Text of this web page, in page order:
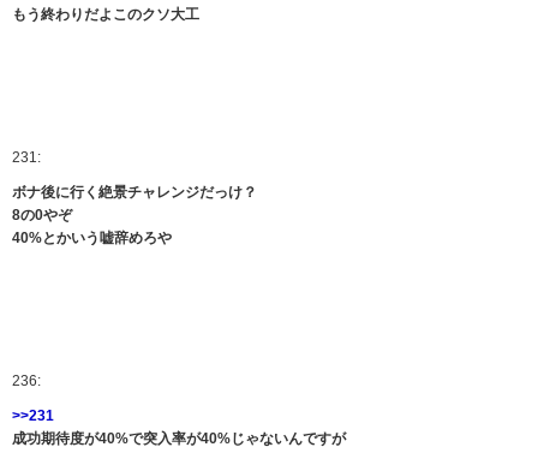
もう終わりだよこのクソ大工
231:
ボナ後に行く絶景チャレンジだっけ？
8の0やぞ
40%とかいう嘘辞めろや
236:
>>231
成功期待度が40%で突入率が40%じゃないんですが